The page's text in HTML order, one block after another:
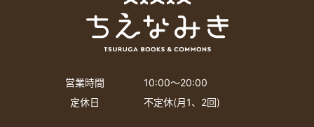
営業時間
10:00〜20:00
定休日
不定休(月1、2回)